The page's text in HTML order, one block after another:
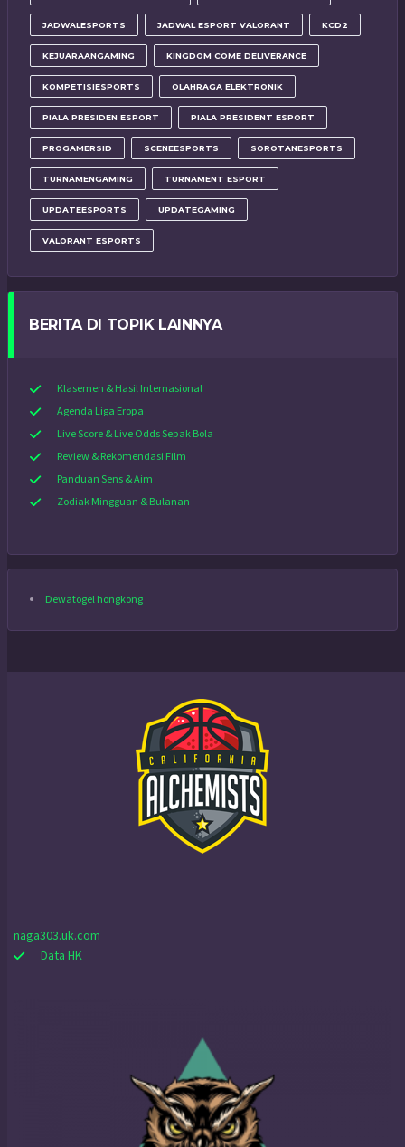
JADWALESPORTS JADWAL ESPORT VALORANT KCD2
KEJUARAANGAMING KINGDOM COME DELIVERANCE
KOMPETISIESPORTS OLAHRAGA ELEKTRONIK
PIALA PRESIDEN ESPORT PIALA PRESIDENT ESPORT
PROGAMERSID SCENEESPORTS SOROTANESPORTS
TURNAMENGAMING TURNAMENT ESPORT
UPDATEESPORTS UPDATEGAMING
VALORANT ESPORTS
BERITA DI TOPIK LAINNYA
Klasemen & Hasil Internasional
Agenda Liga Eropa
Live Score & Live Odds Sepak Bola
Review & Rekomendasi Film
Panduan Sens & Aim
Zodiak Mingguan & Bulanan
Dewatogel hongkong
naga303.uk.com
Data HK